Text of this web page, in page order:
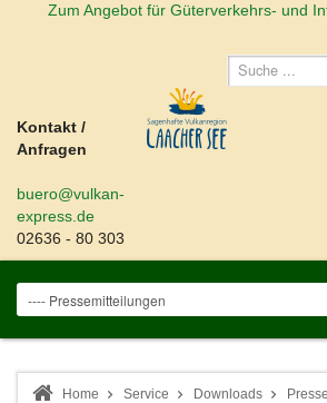
Zum Angebot für Güterverkehrs- und
Kontakt /
Anfragen
buero@vulkan-
express.de
02636 - 80 303
Home Service Downloads